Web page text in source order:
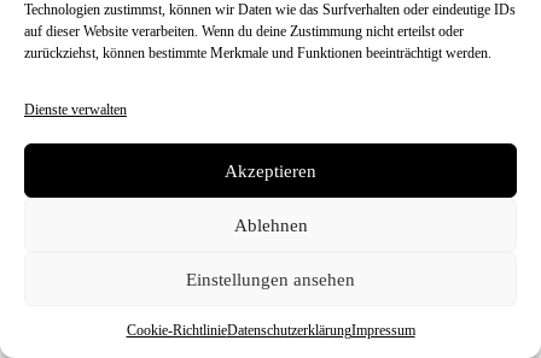
Technologien zustimmst, können wir Daten wie das Surfverhalten oder eindeutige IDs
auf dieser Website verarbeiten. Wenn du deine Zustimmung nicht erteilst oder
zurückziehst, können bestimmte Merkmale und Funktionen beeinträchtigt werden.
Dienste verwalten
Akzeptieren
Ablehnen
Einstellungen ansehen
Cookie-RichtlinieDatenschutzerklärungImpressum